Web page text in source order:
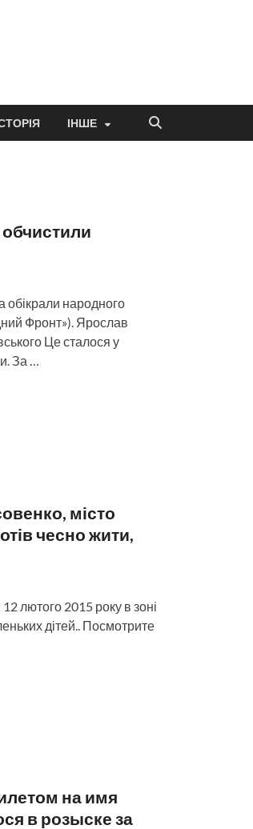
ІНШЕ
обчистили
обікрали народного
Фронт»). Ярослав
Це сталося у
За …
місто
чесно жити,
лютого 2015 року в зоні
дітей.. Посмотрите
на имя
в розыске за